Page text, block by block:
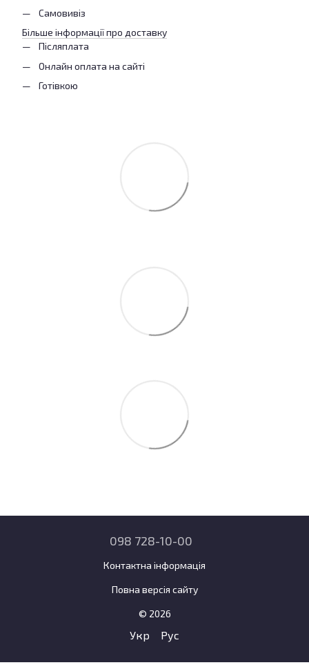
Самовивіз
Більше інформації про доставку
Післяплата
Онлайн оплата на сайті
Готівкою
098 728-10-00
Контактна інформація
Повна версія сайту
© 2026
Укр Рус